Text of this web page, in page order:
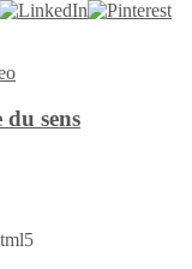
sens